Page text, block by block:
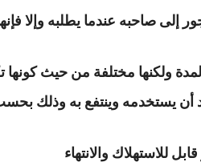
صاحبه عندما يطلبه وإلا فإنها
ولكنها مختلفة من حيث
للاستهلاك والانتهاء